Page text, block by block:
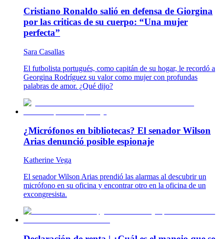
Cristiano Ronaldo salió en defensa de Giorgina
por las criticas de su cuerpo: “Una mujer
perfecta”
Sara Casallas
El futbolista portugués, como capitán de su hogar, le recordó a
Georgina Rodríguez su valor como mujer con profundas
palabras de amor. ¿Qué dijo?
¿Micrófonos en bibliotecas? El senador Wilson
Arias denunció posible espionaje
Katherine Vega
El senador Wilson Arias prendió las alarmas al descubrir un
micrófono en su oficina y encontrar otro en la oficina de un
excongresista.